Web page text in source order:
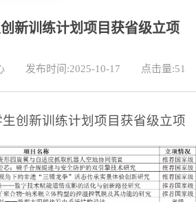
新训练计划项目获省级立项
发布时间:2025-10-17 点击量:51
创新训练计划项目获省级立项